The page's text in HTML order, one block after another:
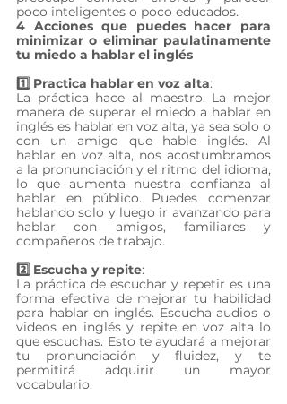
poco inteligentes o poco educados.
4 Acciones que puedes hacer para
minimizar o eliminar paulatinamente
tu miedo a hablar el inglés
1️⃣ Practica hablar en voz alta:
La práctica hace al maestro. La mejor
manera de superar el miedo a hablar en
inglés es hablar en voz alta, ya sea solo o
con un amigo que hable inglés. Al
hablar en voz alta, nos acostumbramos
a la pronunciación y el ritmo del idioma,
lo que aumenta nuestra confianza al
hablar en público. Puedes comenzar
hablando solo y luego ir avanzando para
hablar con amigos, familiares y
compañeros de trabajo.
2️⃣ Escucha y repite:
La práctica de escuchar y repetir es una
forma efectiva de mejorar tu habilidad
para hablar en inglés. Escucha audios o
videos en inglés y repite en voz alta lo
que escuchas. Esto te ayudará a mejorar
tu pronunciación y fluidez, y te
permitirá adquirir un mayor
vocabulario.